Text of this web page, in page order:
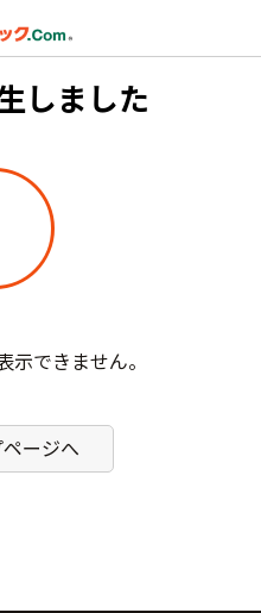
しました
示できません。
ページへ